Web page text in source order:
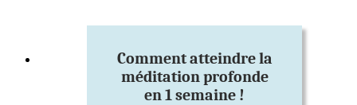
Comment atteindre la
méditation profonde
en 1 semaine !